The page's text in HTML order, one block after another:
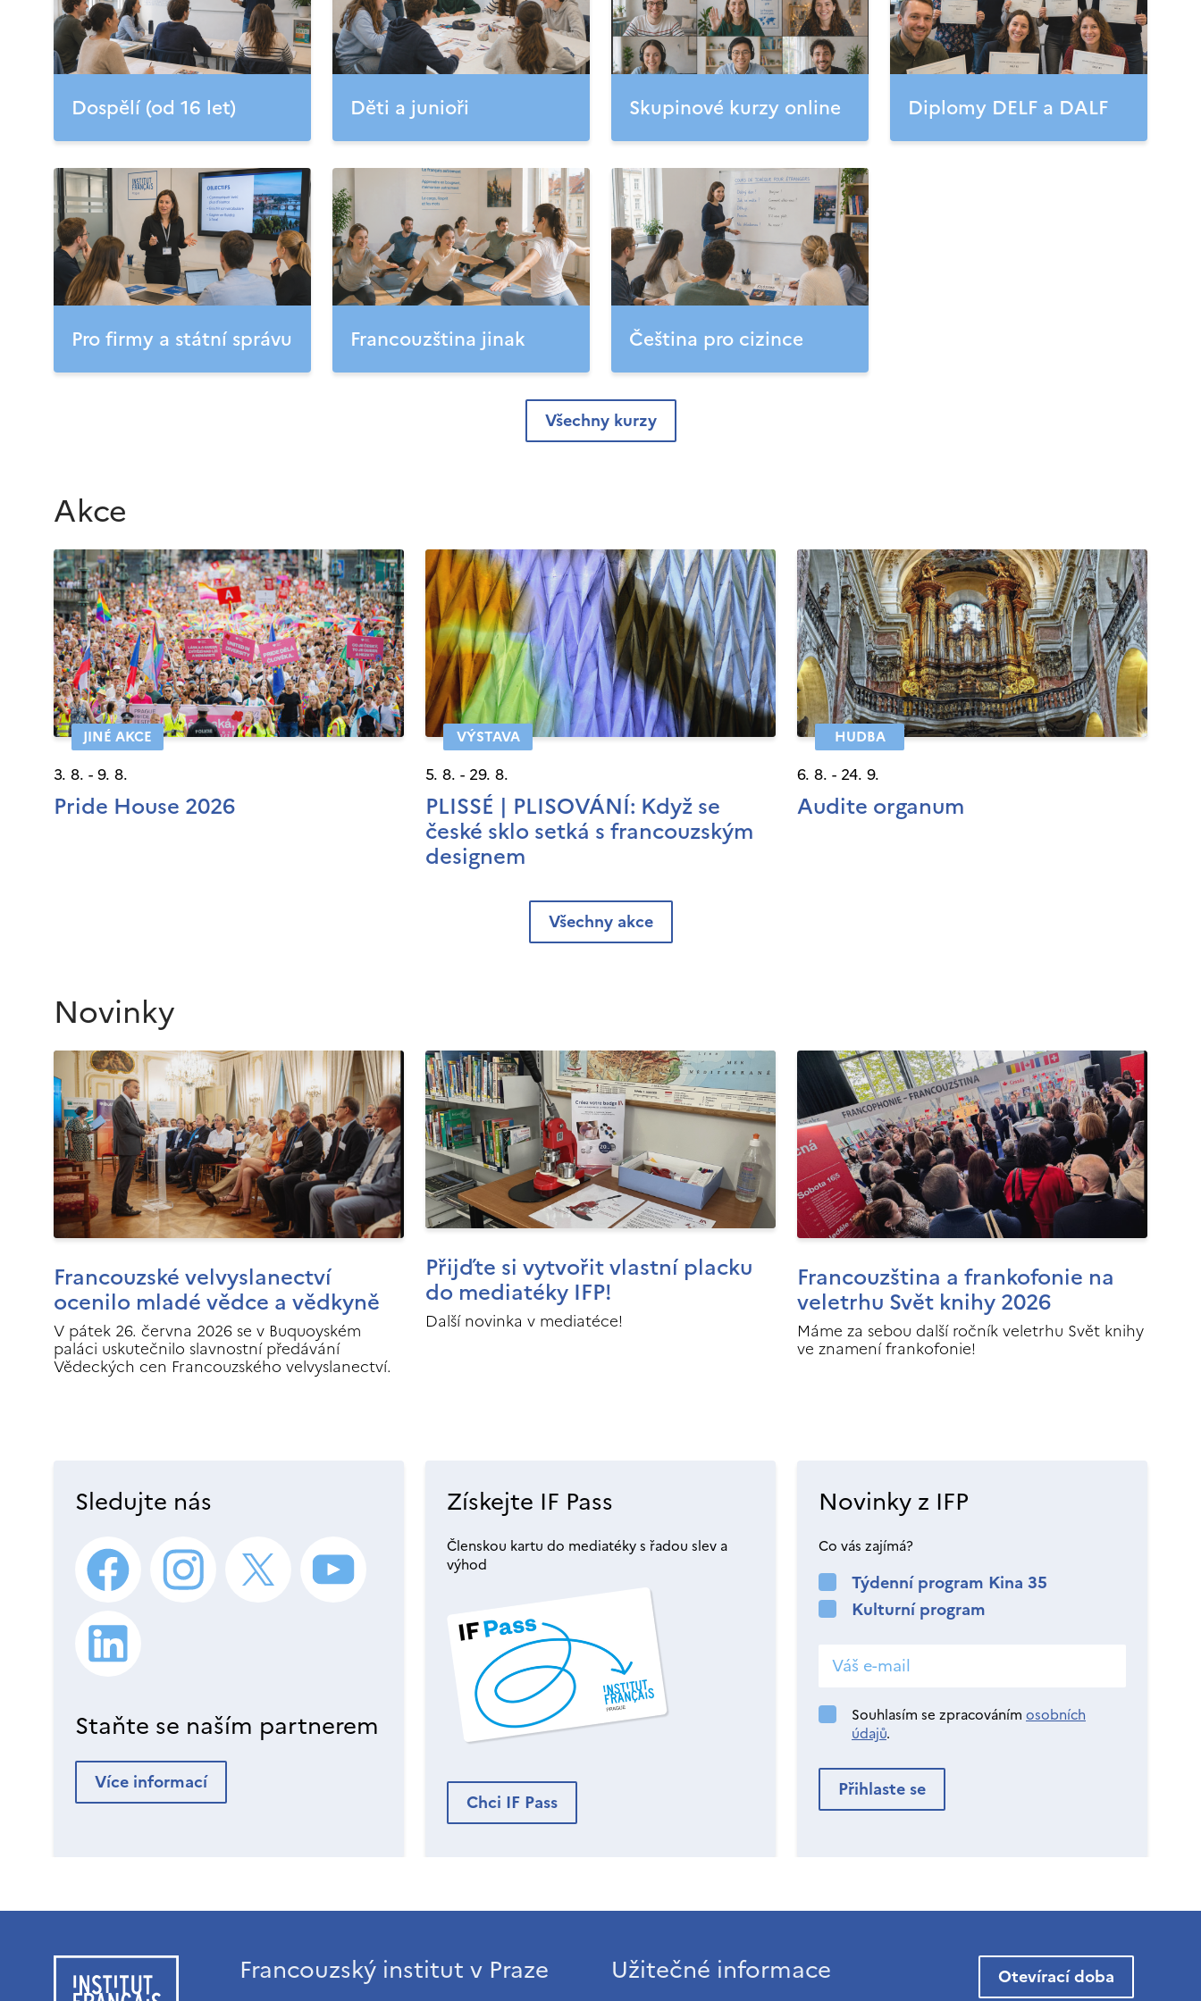
Dospělí (od 16 let) Děti a junioři Skupinové kurzy online Diplomy DELF a DALF
Pro firmy a státní správu Francouzština jinak Čeština pro cizince
Všechny kurzy
Akce
JINÉ AKCE
3. 8. - 9. 8.
Pride House 2026
VÝSTAVA
5. 8. - 29. 8.
PLISSÉ | PLISOVÁNÍ: Když se
české sklo setká s francouzským
designem
HUDBA
6. 8. - 24. 9.
Audite organum
Všechny akce
Novinky
Francouzské velvyslanectví
ocenilo mladé vědce a vědkyně
V pátek 26. června 2026 se v Buquoyském
paláci uskutečnilo slavnostní předávání
Vědeckých cen Francouzského velvyslanectví.
Přijďte si vytvořit vlastní placku
do mediatéky IFP!
Další novinka v mediatéce!
Francouzština a frankofonie na
veletrhu Svět knihy 2026
Máme za sebou další ročník veletrhu Svět knihy
ve znamení frankofonie!
Sledujte nás
Staňte se naším partnerem
Více informací
Získejte IF Pass
Členskou kartu do mediatéky s řadou slev a
výhod
Chci IF Pass
Novinky z IFP
Co vás zajímá?
Týdenní program Kina 35
Kulturní program
Souhlasím se zpracováním osobních
údajů.
Francouzský institut v Praze Užitečné informace Otevírací doba